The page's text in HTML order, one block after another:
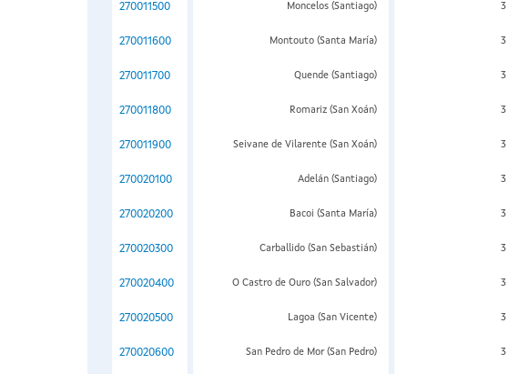
270011500 Moncelos (Santiago) 3
270011600 Montouto (Santa María) 3
270011700 Quende (Santiago) 3
270011800 Romariz (San Xoán) 3
270011900 Seivane de Vilarente (San Xoán) 3
270020100 Adelán (Santiago) 3
270020200 Bacoi (Santa María) 3
270020300 Carballido (San Sebastián) 3
270020400 O Castro de Ouro (San Salvador) 3
270020500 Lagoa (San Vicente) 3
270020600 San Pedro de Mor (San Pedro) 3